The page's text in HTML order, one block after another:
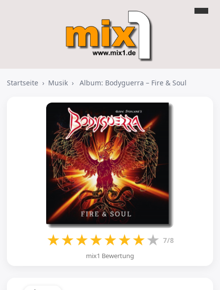
Startseite › Musik › Album: Bodyguerra – Fire & Soul
★★★★★★★★ 7/8
mix1 Bewertung